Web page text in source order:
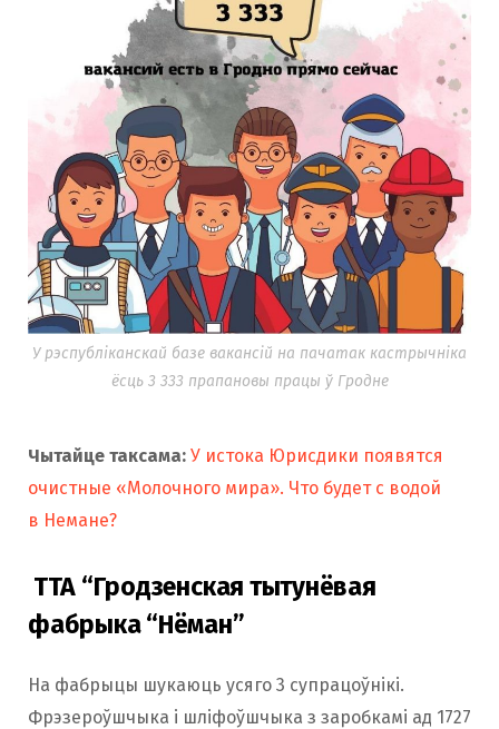
У рэспубліканскай базе вакансій на пачатак кастрычніка
ёсць 3 333 прапановы працы ў Гродне
Чытайце таксама: У истока Юрисдики появятся
очистные «Молочного мира». Что будет с водой
в Немане?
ТТА “Гродзенская тытунёвая
фабрыка “Нёман”
На фабрыцы шукаюць усяго 3 супрацоўнікі.
Фрэзероўшчыка і шліфоўшчыка з заробкамі ад 1727